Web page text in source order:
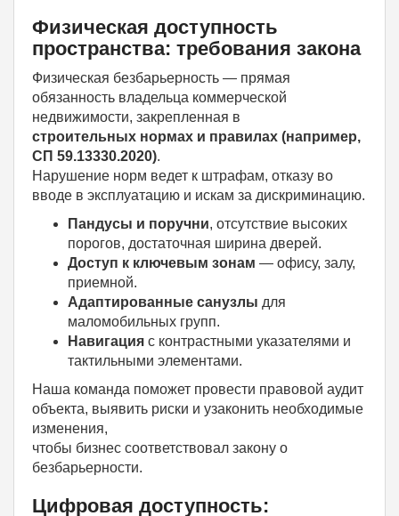
Физическая доступность
пространства: требования закона
Физическая безбарьерность — прямая
обязанность владельца коммерческой
недвижимости, закрепленная в
строительных нормах и правилах (например,
СП 59.13330.2020).
Нарушение норм ведет к штрафам, отказу во
вводе в эксплуатацию и искам за дискриминацию.
Пандусы и поручни, отсутствие высоких
порогов, достаточная ширина дверей.
Доступ к ключевым зонам — офису, залу,
приемной.
Адаптированные санузлы для
маломобильных групп.
Навигация с контрастными указателями и
тактильными элементами.
Наша команда поможет провести правовой аудит
объекта, выявить риски и узаконить необходимые
изменения,
чтобы бизнес соответствовал закону о
безбарьерности.
Цифровая доступность: